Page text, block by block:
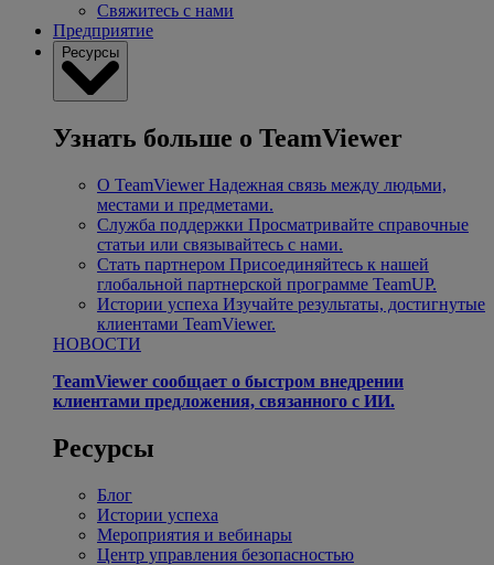
Свяжитесь с нами
Предприятие
Ресурсы
Узнать больше о TeamViewer
О TeamViewer Надежная связь между людьми,
местами и предметами.
Служба поддержки Просматривайте справочные
статьи или связывайтесь с нами.
Стать партнером Присоединяйтесь к нашей
глобальной партнерской программе TeamUP.
Истории успеха Изучайте результаты, достигнутые
клиентами TeamViewer.
НОВОСТИ
TeamViewer сообщает о быстром внедрении
клиентами предложения, связанного с ИИ.
Ресурсы
Блог
Истории успеха
Мероприятия и вебинары
Центр управления безопасностью